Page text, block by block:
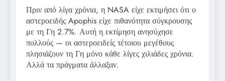
Πριν από λίγα χρόνια, η NASA είχε εκτιμήσει ότι ο
αστεροειδής Apophis είχε πιθανότητα σύγκρουσης
με τη Γη 2.7%. Αυτή η εκτίμηση ανησύχησε
πολλούς — οι αστεροειδείς τέτοιου μεγέθους
πλησιάζουν τη Γη μόνο κάθε λίγες χιλιάδες χρόνια.
Αλλά τα πράγματα άλλαξαν.